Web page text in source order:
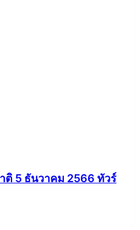
5 ธันวาคม 2566 ทัวร์